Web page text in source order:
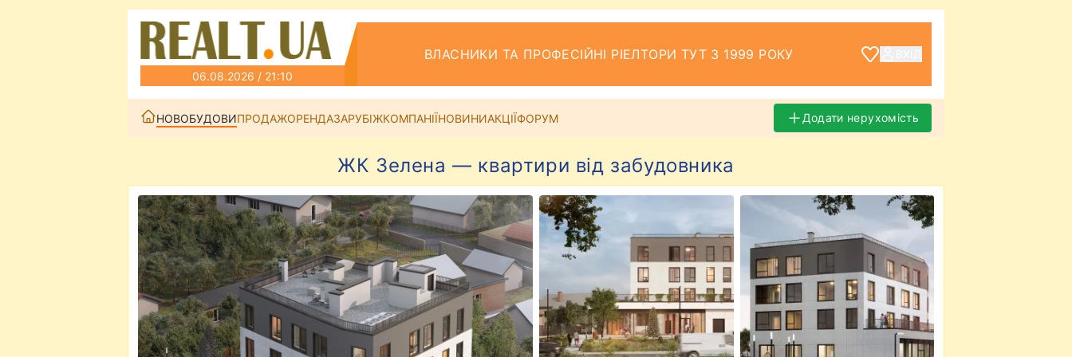
06.08.2026 / 21:10
ВЛАСНИКИ ТА ПРОФЕСІЙНІ РІЕЛТОРИ ТУТ З 1999 РОКУ
НОВОБУДОВИПРОДАЖОРЕНДАЗАРУБІЖКОМПАНІЇНОВИНИАКЦІЇФОРУМ Додати нерухомість
ЖК Зелена — квартири від забудовника